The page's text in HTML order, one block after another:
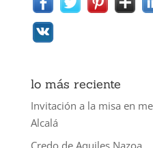
lo más reciente
Invitación a la misa en
Alcalá
Credo de Aquiles Nazoa